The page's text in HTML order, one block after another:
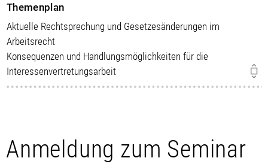
Themenplan
Aktuelle Rechtsprechung und Gesetzesänderungen im
Arbeitsrecht
Konsequenzen und Handlungsmöglichkeiten für die
Interessenvertretungsarbeit
Anmeldung zum Seminar